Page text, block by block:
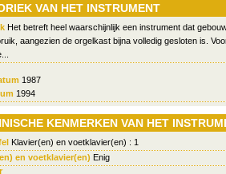
VAN HET INSTRUMENT
Het betreft heel waarschijnlijk een instrument dat
aangezien de orgelkast bijna volledig gesloten is.
1987
1994
KENMERKEN VAN HET
Klavier(en) en voetklavier(en) : 1
en voetklavier(en) Enig